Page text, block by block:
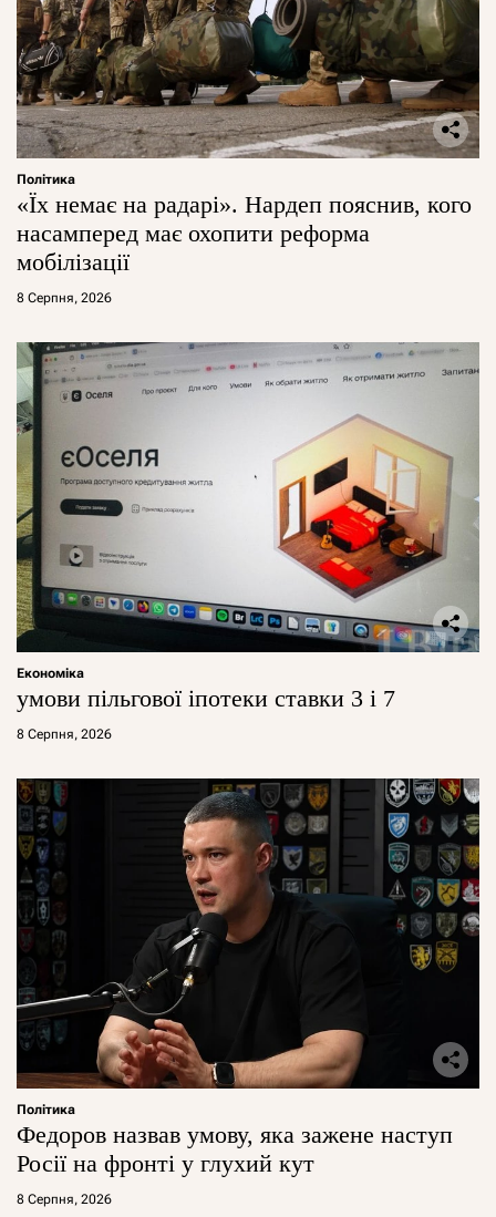
Політика
«Їх немає на радарі». Нардеп пояснив, кого
насамперед має охопити реформа
мобілізації
8 Серпня, 2026
Економіка
умови пільгової іпотеки ставки 3 і 7
8 Серпня, 2026
Політика
Федоров назвав умову, яка зажене наступ
Росії на фронті у глухий кут
8 Серпня, 2026